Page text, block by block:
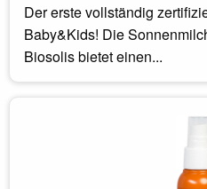
Der erste vollständig
Baby&Kids! Die
Biosolis bietet einen...